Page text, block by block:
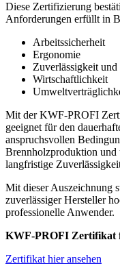
Diese Zertifizierung
Anforderungen erfüllt in
Arbeitssicherheit
Ergonomie
Zuverlässigkeit
Wirtschaftlichkeit
Mit der KWF-PROFI
geeignet für den
anspruchsvollen
Brennholzproduktion und
langfristige
Mit dieser Auszeichnung
zuverlässiger Hersteller
professionelle Anwender.
KWF-PROFI Zertifikat
Zertifikat hier ansehen